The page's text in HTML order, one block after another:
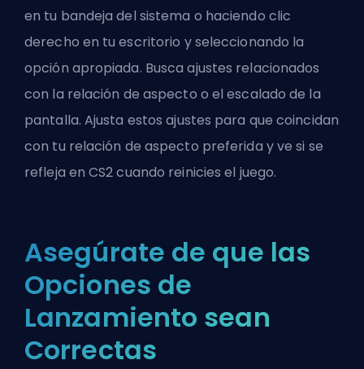
en tu bandeja del sistema o haciendo clic
derecho en tu escritorio y seleccionando la
opción apropiada. Busca ajustes relacionados
con la relación de aspecto o el escalado de la
pantalla. Ajusta estos ajustes para que coincidan
con tu relación de aspecto preferida y ve si se
refleja en CS2 cuando reinicies el juego.
Asegúrate de que las
Opciones de
Lanzamiento sean
Correctas